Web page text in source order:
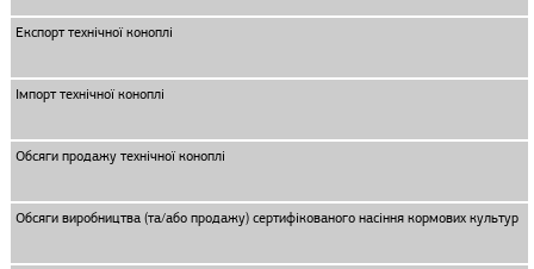
Експорт технічної коноплі
Імпорт технічної коноплі
Обсяги продажу технічної коноплі
Обсяги виробництва (та/або продажу) сертифікованого насіння кормових культур